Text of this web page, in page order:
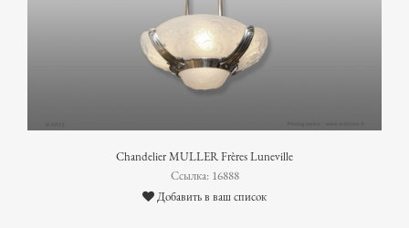
Chandelier MULLER Frères Luneville
Ссылка: 16888
Добавить в ваш список